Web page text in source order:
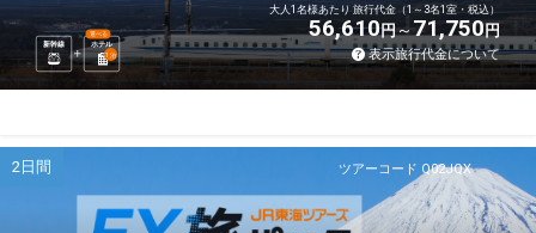
新幹線 ホテル
選べる
1 泊
大人1名様あたり 旅行代金（1～3名1室・税込）
56,610円 71,750円
表示旅行代金について
ツアーコード Q02JQX
2日間